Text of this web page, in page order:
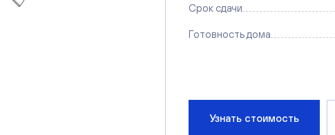
Срок сдачи
Готовность дома
Узнать стоимость